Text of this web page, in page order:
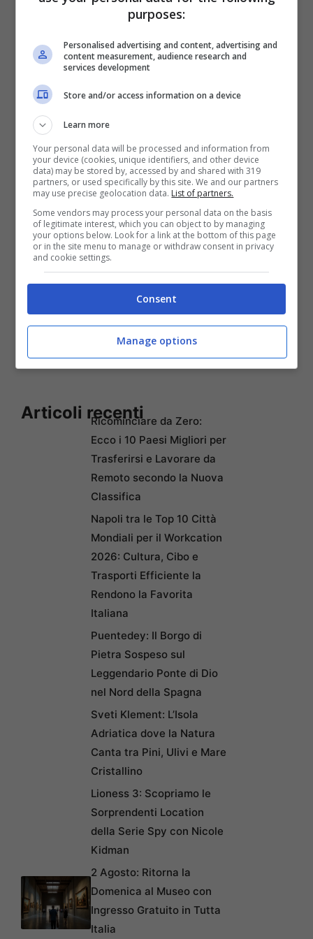
avanti rispetto all’Italia e quindi una volta
giunti a destinazione ci si rende conto che
si è svegli da oltre 24 ore e il corpo
ovviamente si deve adeguare.
Come rimediare? Una volta arrivati è
meglio vivere fin da subito la realtà locale,
mangiando negli orari locali e provando a
dormire dopo il tramonto. No a farmaci per
evitare di confondere ancora di più il
corpo. Inoltre, anche trascorrere del tempo
all’aria aperta è una soluzione, perché la
luce del sole aiuta il fisico ad abituarsi più
jet lag si cura però anche a
tavolacon una serie di cibi che aiutano a
combatterlo.
Articoli recentiRicominciare da Zero:
Ecco i 10 Paesi Migliori per
Trasferirsi e Lavorare da
Remoto secondo la Nuova
Classifica
Napoli tra le Top 10 Città
Mondiali per il Workcation
2026: Cultura, Cibo e
Trasporti Efficiente la
Rendono la Favorita
Italiana
Puentedey: Il Borgo di
Pietra Sospeso sul
Leggendario Ponte di Dio
nel Nord della Spagna
Sveti Klement: L’Isola
Adriatica dove la Natura
Canta tra Pini, Ulivi e Mare
Cristallino
Lioness 3: Scopriamo le
Sorprendenti Location
della Serie Spy con Nicole
Kidman
2 Agosto: Ritorna la
Domenica al Museo con
Ingresso Gratuito in Tutta
Italia
purposes:
Personalised advertising and content, advertising and
content measurement, audience research and
services development
Store and/or access information on a device
Learn more
Your personal data will be processed and information from
your device (cookies, unique identifiers, and other device
data) may be stored by, accessed by and shared with 319
partners, or used specifically by this site. We and our partners
may use precise geolocation data. List of partners.
Some vendors may process your personal data on the basis
of legitimate interest, which you can object to by managing
your options below. Look for a link at the bottom of this page
or in the site menu to manage or withdraw consent in privacy
and cookie settings.
Consent
Manage options